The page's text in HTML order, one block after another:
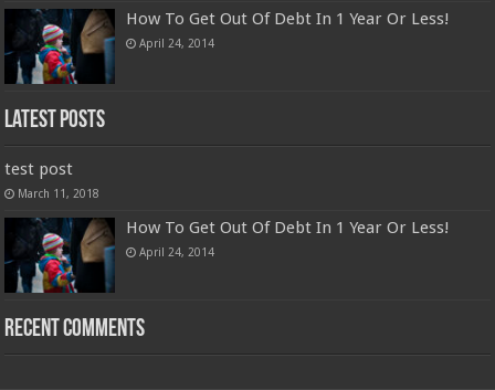
How To Get Out Of Debt In 1 Year Or Less!
April 24, 2014
Latest Posts
test post
March 11, 2018
How To Get Out Of Debt In 1 Year Or Less!
April 24, 2014
Recent Comments